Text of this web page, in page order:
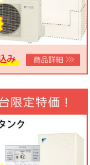
に伴う価格改定について
事費コミコミ特価！今
台限定コミコミ価格
終了となります。
限定大特価！20号オート
MFC-250V・標準工事費
ミ価格136,800円～